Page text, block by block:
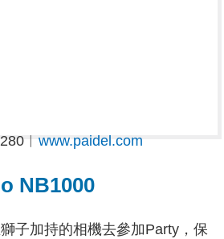
www.paidel.com
NB1000
子加持的相機去參加Party，保